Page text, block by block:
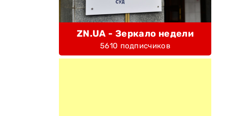
ZN.UA - Зеркало недели
5610 подписчиков